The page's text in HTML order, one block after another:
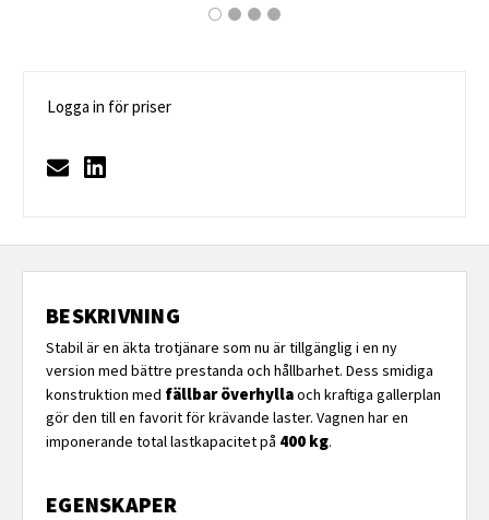
Logga in för priser
BESKRIVNING
Stabil är en äkta trotjänare som nu är tillgänglig i en ny
version med bättre prestanda och hållbarhet. Dess smidiga
konstruktion med fällbar överhyllaoch kraftiga gallerplan
gör den till en favorit för krävande laster. Vagnen har en
imponerande total lastkapacitet på 400 kg.
EGENSKAPER